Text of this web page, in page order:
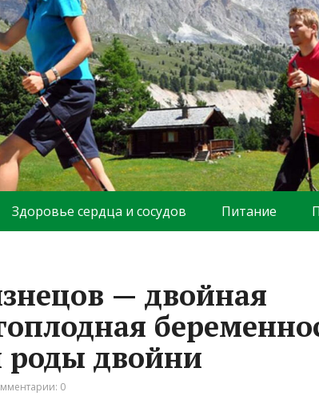
Здоровье сердца и сосудов Питание
— двойная
роды двойни
0